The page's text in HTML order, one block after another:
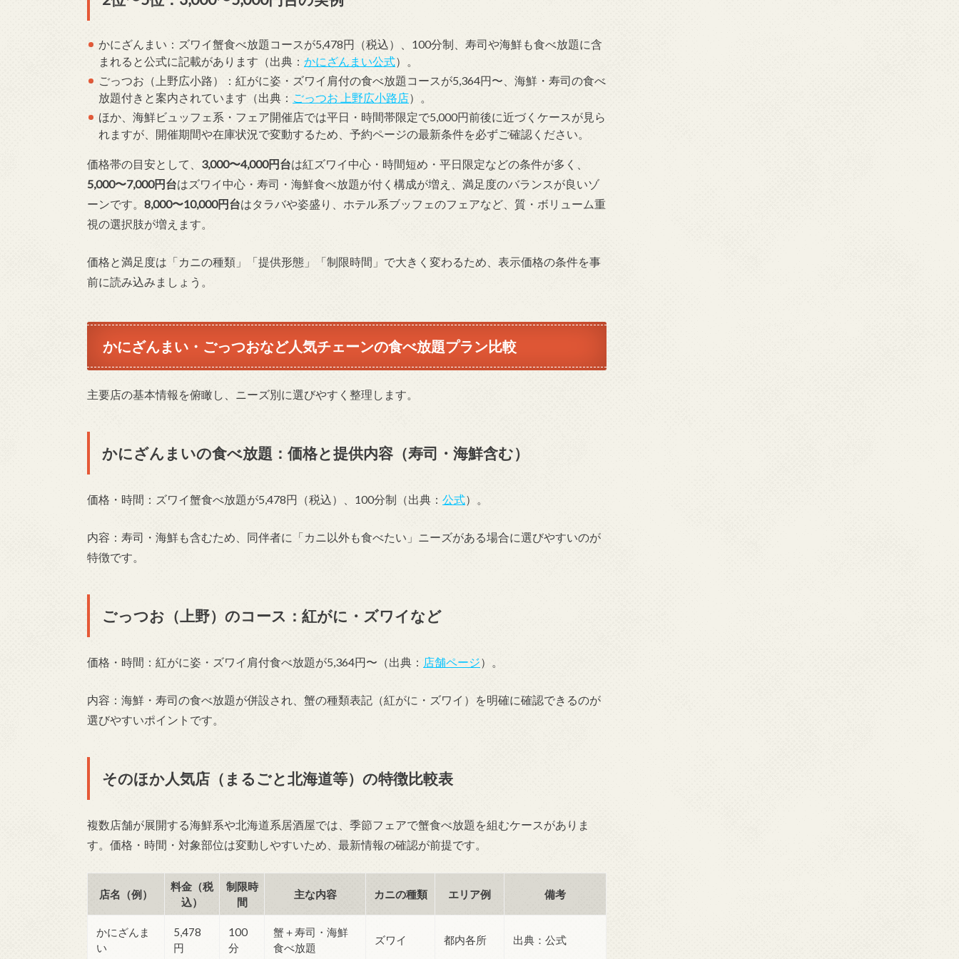
かにざんまい：ズワイ蟹食べ放題コースが5,478円（税込）、100分制、寿司や海鮮も食べ放題に含
まれると公式に記載があります（出典： かにざんまい公式）。
ごっつお（上野広小路）：紅がに姿・ズワイ肩付の食べ放題コースが5,364円〜、海鮮・寿司の食べ
放題付きと案内されています（出典： ごっつお 上野広小路店）。
ほか、海鮮ビュッフェ系・フェア開催店では平日・時間帯限定で5,000円前後に近づくケースが見ら
れますが、開催期間や在庫状況で変動するため、予約ページの最新条件を必ずご確認ください。
価格帯の目安として、 3,000〜4,000円台は紅ズワイ中心・時間短め・平日限定などの条件が多く、
5,000〜7,000円台はズワイ中心・寿司・海鮮食べ放題が付く構成が増え、満足度のバランスが良いゾ
ーンです。 8,000〜10,000円台はタラバや姿盛り、ホテル系ブッフェのフェアなど、質・ボリューム重
視の選択肢が増えます。
価格と満足度は「カニの種類」「提供形態」「制限時間」で大きく変わるため、表示価格の条件を事
前に読み込みましょう。
かにざんまい・ごっつおなど人気チェーンの食べ放題プラン比較
主要店の基本情報を俯瞰し、ニーズ別に選びやすく整理します。
かにざんまいの食べ放題：価格と提供内容（寿司・海鮮含む）
価格・時間：ズワイ蟹食べ放題が5,478円（税込）、100分制（出典： 公式）。
内容：寿司・海鮮も含むため、同伴者に「カニ以外も食べたい」ニーズがある場合に選びやすいのが
特徴です。
ごっつお（上野）のコース：紅がに・ズワイなど
価格・時間：紅がに姿・ズワイ肩付食べ放題が5,364円〜（出典： 店舗ページ）。
内容：海鮮・寿司の食べ放題が併設され、蟹の種類表記（紅がに・ズワイ）を明確に確認できるのが
選びやすいポイントです。
そのほか人気店（まるごと北海道等）の特徴比較表
複数店舗が展開する海鮮系や北海道系居酒屋では、季節フェアで蟹食べ放題を組むケースがありま
す。価格・時間・対象部位は変動しやすいため、最新情報の確認が前提です。
店名（例）
料金（税
込）
制限時
間
主な内容 カニの種類 エリア例 備考
かにざんま
い
5,478
円
100
分
蟹＋寿司・海鮮
食べ放題
ズワイ 都内各所 出典：公式